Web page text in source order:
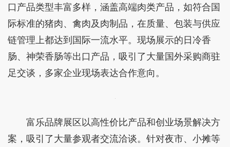
口产品类型丰富多样，涵盖高端肉类产品，如符合国
际标准的猪肉、禽肉及肉制品，在质量、包装与供应
链管理上都达到国际一流水平。现场展示的日冷香
肠、神荣香肠等出口产品，吸引了大量国外采购商驻
足交谈，多家企业现场表达合作意向。
富乐品牌展区以高性价比产品和创业场景解决方
案，吸引了大量参观者交流洽谈。针对夜市、小摊等